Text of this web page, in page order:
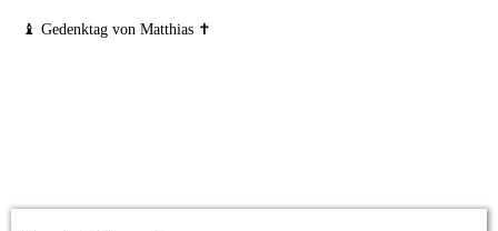
♝ Gedenktag von Matthias ✝️